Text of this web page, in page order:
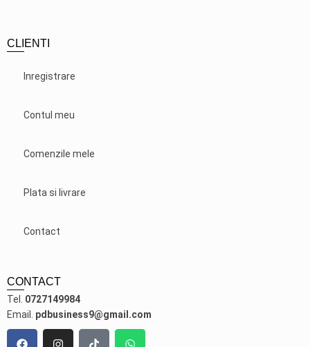
CLIENTI
Inregistrare
Contul meu
Comenzile mele
Plata si livrare
Contact
CONTACT
Tel. 0727149984
Email. pdbusiness9@gmail.com